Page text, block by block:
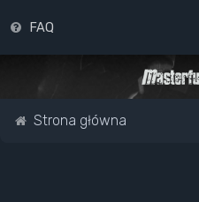
FAQ
Strona główna